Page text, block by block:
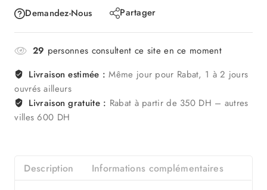
Demandez-Nous Partager
29 personnes consultent ce site en ce moment
Livraison estimée : Même jour pour Rabat, 1 à 2 jours
ouvrés ailleurs
Livraison gratuite : Rabat à partir de 350 DH – autres
villes 600 DH
Description Informations complémentaires